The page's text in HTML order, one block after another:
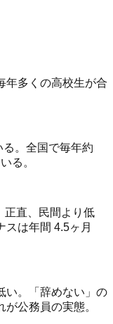
年多くの高校生が合
。全国で毎年約
る。
正直、民間より低
スは年間 4.5ヶ月
い。「辞めない」の
公務員の実態。